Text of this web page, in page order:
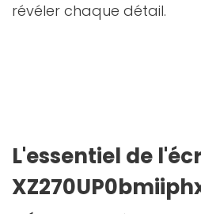
révéler chaque détail.
L'essentiel de